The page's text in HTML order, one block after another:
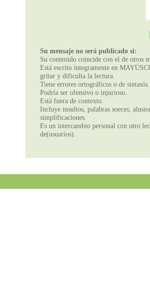
Su mensaje no será publicado si:
Su contenido coincide con el de otros
Está escrito íntegramente en
gritar y dificulta la lectura.
Tiene errores ortográficos o de sintaxis.
Podría ser ofensivo o injurioso.
Está fuera de contexto.
Incluye insultos, palabras soeces,
simplificaciones.
Es un intercambio personal con otro
de(usuarios).